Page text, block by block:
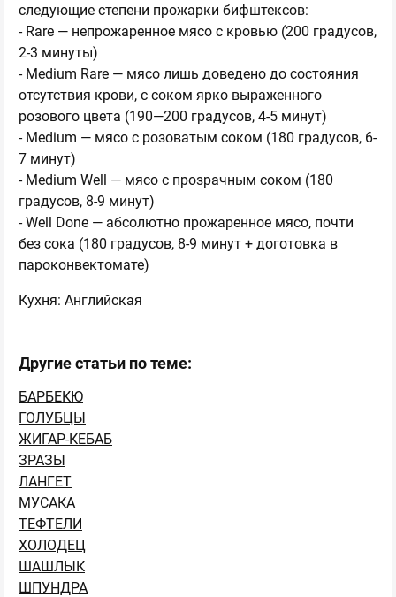
следующие степени прожарки бифштексов:
- Rare — непрожаренное мясо с кровью (200 градусов,
2-3 минуты)
- Medium Rare — мясо лишь доведено до состояния
отсутствия крови, с соком ярко выраженного
розового цвета (190—200 градусов, 4-5 минут)
- Medium — мясо с розоватым соком (180 градусов, 6-
7 минут)
- Medium Well — мясо с прозрачным соком (180
градусов, 8-9 минут)
- Well Done — абсолютно прожаренное мясо, почти
без сока (180 градусов, 8-9 минут + доготовка в
пароконвектомате)
Кухня: Английская
Другие статьи по теме:
БАРБЕКЮ
ГОЛУБЦЫ
ЖИГАР-КЕБАБ
ЗРАЗЫ
ЛАНГЕТ
МУСАКА
ТЕФТЕЛИ
ХОЛОДЕЦ
ШАШЛЫК
ШПУНДРА